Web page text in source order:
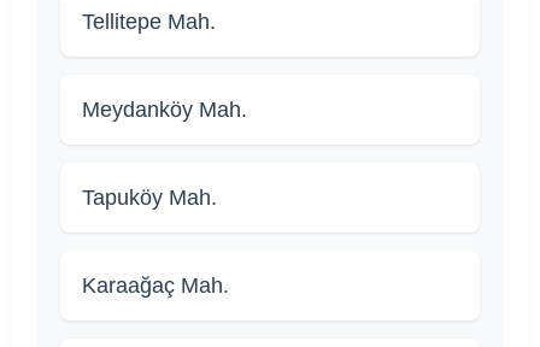
Tellitepe Mah.
Meydanköy Mah.
Tapuköy Mah.
Karaağaç Mah.